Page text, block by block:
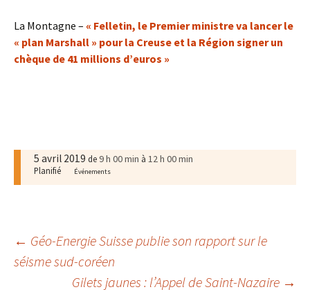
La Montagne – « Felletin, le Premier ministre va lancer le
« plan Marshall » pour la Creuse et la Région signer un
chèque de 41 millions d’euros »
5 avril 2019 de9 h 00 min à 12 h 00 min
Planifié Événements
Navigation
← Géo-Energie Suisse publie son rapport sur le
séisme sud-coréen
Gilets jaunes : l’Appel de Saint-Nazaire →